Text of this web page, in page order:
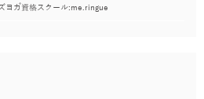
ヨガ資格スクール:me.ringue